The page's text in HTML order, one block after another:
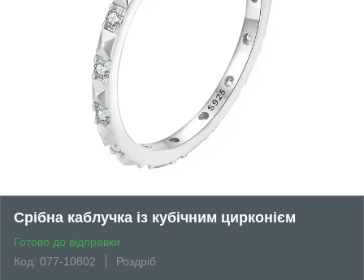
Срібна каблучка із кубічним цирконієм
Готово до відправки
Код: 077-10802
Роздріб